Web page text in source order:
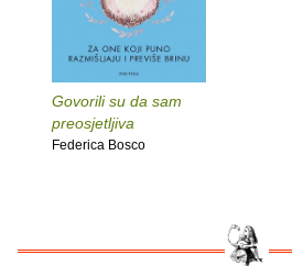
Govorili su da sam
preosjetljiva
Federica Bosco